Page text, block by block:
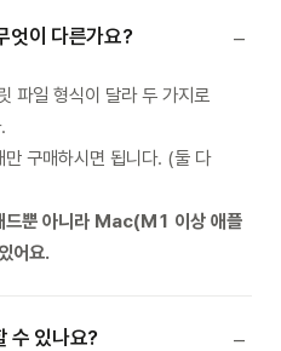
이 다른가요?
파일 형식이 달라 두 가지로
구매하시면 됩니다. (둘 다
드뿐 아니라 Mac(M1 이상 애플
어요.
수 있나요?